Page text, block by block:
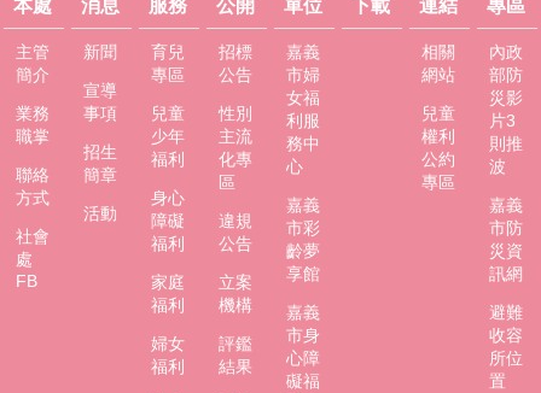
法
表
單
下
防
災
專
區
本處
主管
簡介
業務
職掌
聯絡
方式
社會
處
FB
消息
新聞
宣導
事項
招生
簡章
活動
服務
育兒
專區
兒童
少年
福利
身心
障礙
福利
家庭
福利
婦女
福利
公開
招標
公告
性別
主流
化專
區
違規
公告
立案
機構
評鑑
結果
單位
嘉義
市婦
女福
利服
務中
心
嘉義
市彩
齡夢
享館
嘉義
市身
心障
礙福
下載
連結
相關
網站
兒童
權利
公約
專區
專區
內政
部防
災影
片3
則推
波
嘉義
市防
災資
訊網
避難
收容
所位
置